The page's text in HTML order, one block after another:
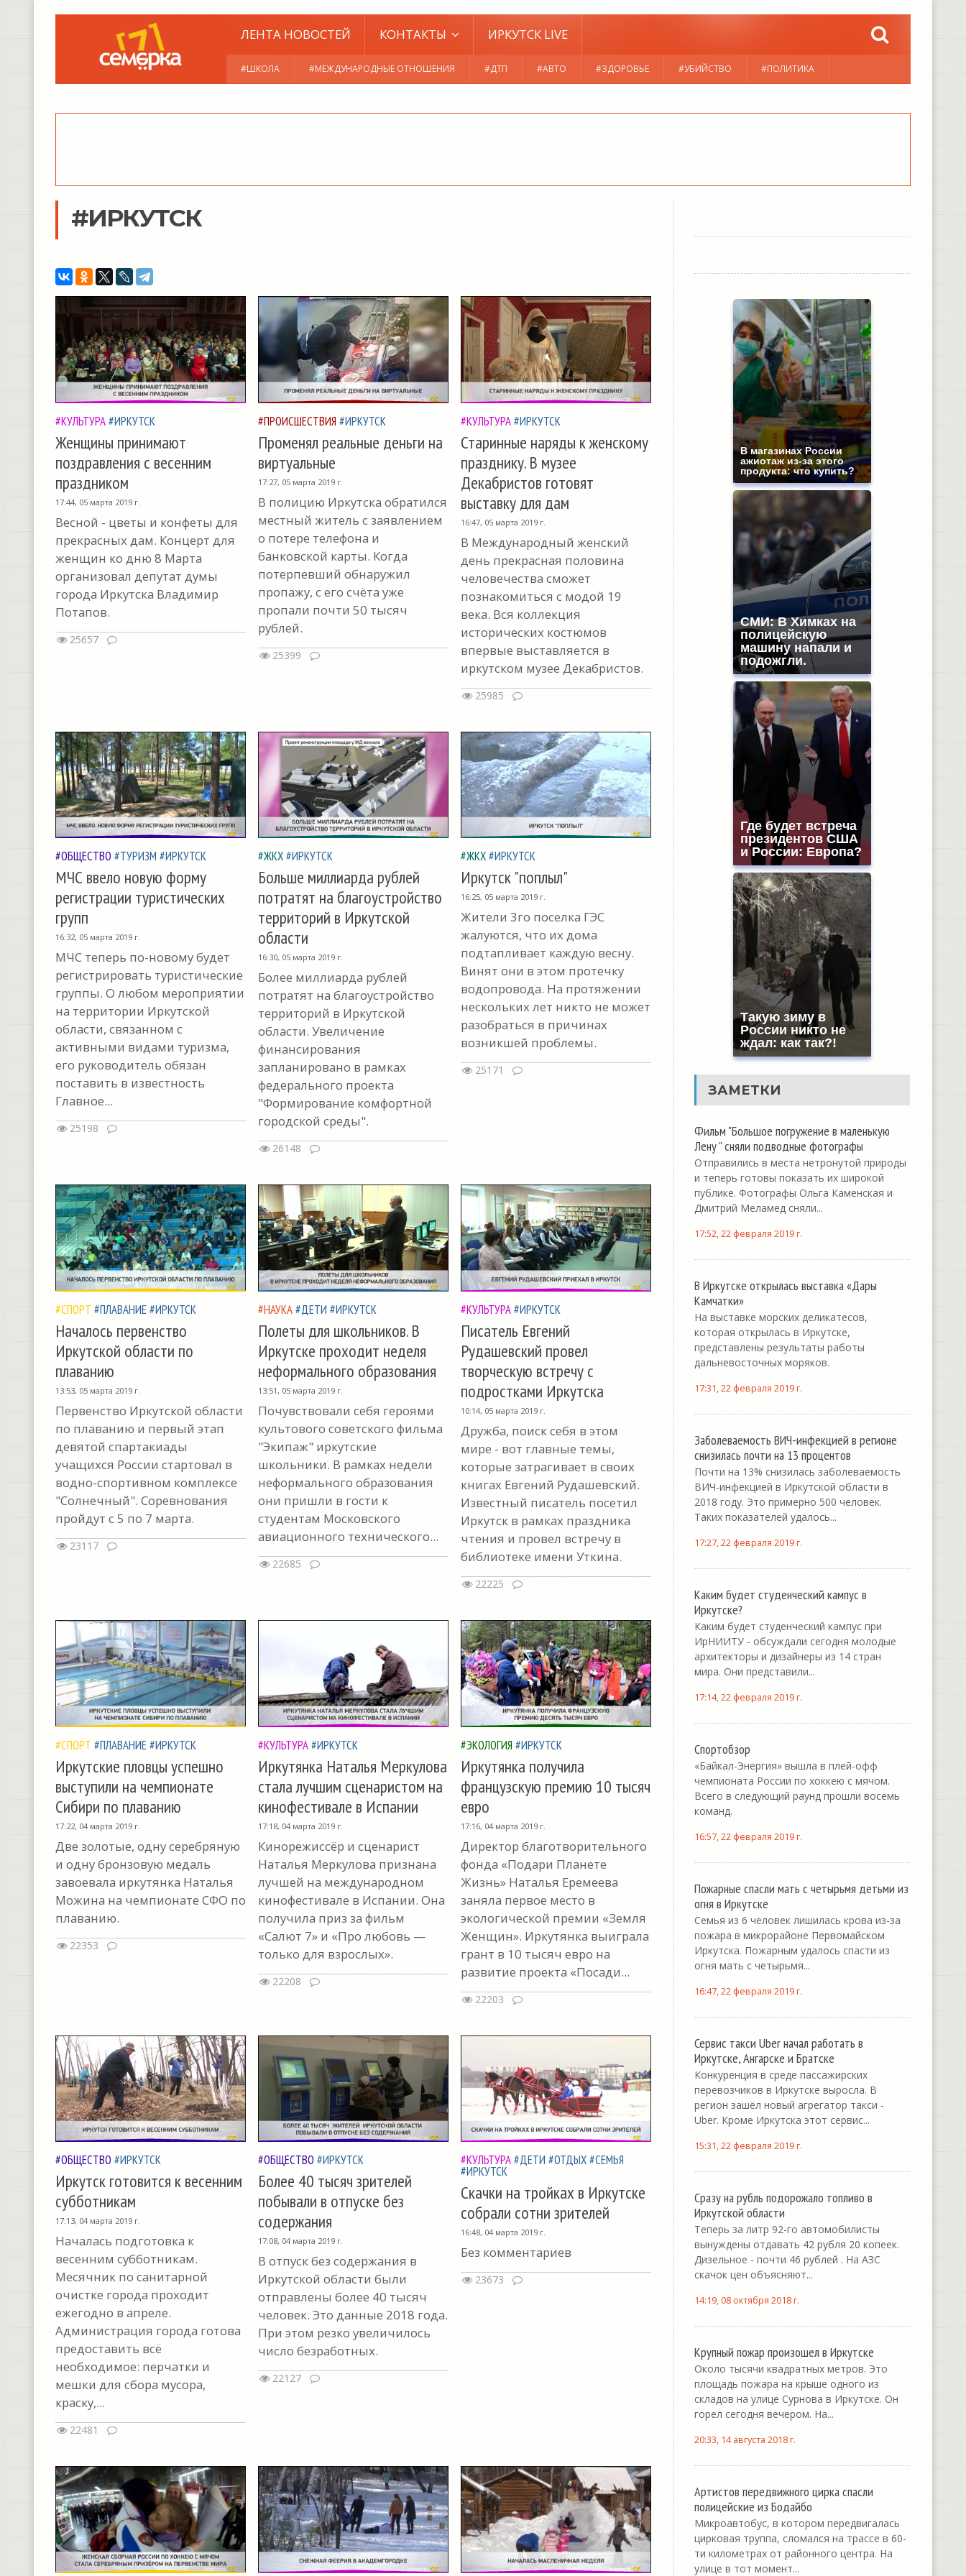
ЛЕНТА НОВОСТЕЙ КОНТАКТЫ ИРКУТСК LIVE
#ШКОЛА #МЕЖДУНАРОДНЫЕ ОТНОШЕНИЯ #ДТП #АВТО #ЗДОРОВЬЕ #УБИЙСТВО #ПОЛИТИКА
#ИРКУТСК
#КУЛЬТУРА#ИРКУТСК
Женщины принимают
поздравления с весенним
праздником
17:44, 05 марта 2019 г.
Весной - цветы и конфеты для
прекрасных дам. Концерт для
женщин ко дню 8 Марта
организовал депутат думы
города Иркутска Владимир
Потапов.
25657
#ПРОИСШЕСТВИЯ #ИРКУТСК
Променял реальные деньги на
виртуальные
17:27, 05 марта 2019 г.
В полицию Иркутска обратился
местный житель с заявлением
о потере телефона и
банковской карты. Когда
потерпевший обнаружил
пропажу, с его счёта уже
пропали почти 50 тысяч
рублей.
25399
#КУЛЬТУРА#ИРКУТСК
Старинные наряды к женскому
празднику. В музее
Декабристов готовят
выставку для дам
16:47, 05 марта 2019 г.
В Международный женский
день прекрасная половина
человечества сможет
познакомиться с модой 19
века. Вся коллекция
исторических костюмов
впервые выставляется в
иркутском музее Декабристов.
25985
#ОБЩЕСТВО #ТУРИЗМ #ИРКУТСК
МЧС ввело новую форму
регистрации туристических
групп
16:32, 05 марта 2019 г.
МЧС теперь по-новому будет
регистрировать туристические
группы. О любом мероприятии
на территории Иркутской
области, связанном с
активными видами туризма,
его руководитель обязан
поставить в известность
Главное...
25198
#ЖКХ#ИРКУТСК
Больше миллиарда рублей
потратят на благоустройство
территорий в Иркутской
области
16:30, 05 марта 2019 г.
Более миллиарда рублей
потратят на благоустройство
территорий в Иркутской
области. Увеличение
финансирования
запланировано в рамках
федерального проекта
"Формирование комфортной
городской среды".
26148
#ЖКХ#ИРКУТСК
Иркутск "поплыл"
16:25, 05 марта 2019 г.
Жители 3го поселка ГЭС
жалуются, что их дома
подтапливает каждую весну.
Винят они в этом протечку
водопровода. На протяжении
нескольких лет никто не может
разобраться в причинах
возникшей проблемы.
25171
#СПОРТ #ПЛАВАНИЕ #ИРКУТСК
Началось первенство
Иркутской области по
плаванию
13:53, 05 марта 2019 г.
Первенство Иркутской области
по плаванию и первый этап
девятой спартакиады
учащихся России стартовал в
водно-спортивном комплексе
"Солнечный". Соревнования
пройдут с 5 по 7 марта.
23117
#НАУКА#ДЕТИ #ИРКУТСК
Полеты для школьников. В
Иркутске проходит неделя
неформального образования
13:51, 05 марта 2019 г.
Почувствовали себя героями
культового советского фильма
"Экипаж" иркутские
школьники. В рамках недели
неформального образования
они пришли в гости к
студентам Московского
авиационного технического...
22685
#КУЛЬТУРА#ИРКУТСК
Писатель Евгений
Рудашевский провел
творческую встречу с
подростками Иркутска
10:14, 05 марта 2019 г.
Дружба, поиск себя в этом
мире - вот главные темы,
которые затрагивает в своих
книгах Евгений Рудашевский.
Известный писатель посетил
Иркутск в рамках праздника
чтения и провел встречу в
библиотеке имени Уткина.
22225
#СПОРТ #ПЛАВАНИЕ #ИРКУТСК
Иркутские пловцы успешно
выступили на чемпионате
Сибири по плаванию
17:22, 04 марта 2019 г.
Две золотые, одну серебряную
и одну бронзовую медаль
завоевала иркутянка Наталья
Можина на чемпионате СФО по
плаванию.
22353
#КУЛЬТУРА#ИРКУТСК
Иркутянка Наталья Меркулова
стала лучшим сценаристом на
кинофестивале в Испании
17:18, 04 марта 2019 г.
Кинорежиссёр и сценарист
Наталья Меркулова признана
лучшей на международном
кинофестивале в Испании. Она
получила приз за фильм
«Салют 7» и «Про любовь —
только для взрослых».
22208
#ЭКОЛОГИЯ #ИРКУТСК
Иркутянка получила
французскую премию 10 тысяч
евро
17:16, 04 марта 2019 г.
Директор благотворительного
фонда «Подари Планете
Жизнь» Наталья Еремеева
заняла первое место в
экологической премии «Земля
Женщин». Иркутянка выиграла
грант в 10 тысяч евро на
развитие проекта «Посади...
22203
#ОБЩЕСТВО #ИРКУТСК
Иркутск готовится к весенним
субботникам
17:13, 04 марта 2019 г.
Началась подготовка к
весенним субботникам.
Месячник по санитарной
очистке города проходит
ежегодно в апреле.
Администрация города готова
предоставить всё
необходимое: перчатки и
мешки для сбора мусора,
краску,...
22481
#ОБЩЕСТВО #ИРКУТСК
Более 40 тысяч зрителей
побывали в отпуске без
содержания
17:08, 04 марта 2019 г.
В отпуск без содержания в
Иркутской области были
отправлены более 40 тысяч
человек. Это данные 2018 года.
При этом резко увеличилось
число безработных.
22127
#КУЛЬТУРА#ДЕТИ #ОТДЫХ#СЕМЬЯ
#ИРКУТСК
Скачки на тройках в Иркутске
собрали сотни зрителей
16:48, 04 марта 2019 г.
Без комментариев
23673
В магазинах России
ажиотаж из-за этого
продукта: что купить?
СМИ: В Химках на
полицейскую
машину напали и
подожгли.
Где будет встреча
президентов США
и России: Европа?
Такую зиму в
России никто не
ждал: как так?!
ЗАМЕТКИ
Фильм "Большое погружение в маленькую
Лену " сняли подводные фотографы
Отправились в места нетронутой природы
и теперь готовы показать их широкой
публике. Фотографы Ольга Каменская и
Дмитрий Меламед сняли...
17:52, 22 февраля 2019 г.
В Иркутске открылась выставка «Дары
Камчатки»
На выставке морских деликатесов,
которая открылась в Иркутске,
представлены результаты работы
дальневосточных моряков.
17:31, 22 февраля 2019 г.
Заболеваемость ВИЧ-инфекцией в регионе
снизилась почти на 13 процентов
Почти на 13% снизилась заболеваемость
ВИЧ-инфекцией в Иркутской области в
2018 году. Это примерно 500 человек.
Таких показателей удалось...
17:27, 22 февраля 2019 г.
Каким будет студенческий кампус в
Иркутске?
Каким будет студенческий кампус при
ИрНИИТУ - обсуждали сегодня молодые
архитекторы и дизайнеры из 14 стран
мира. Они представили...
17:14, 22 февраля 2019 г.
Спортобзор
«Байкал-Энергия» вышла в плей-офф
чемпионата России по хоккею с мячом.
Всего в следующий раунд прошли восемь
команд.
16:57, 22 февраля 2019 г.
Пожарные спасли мать с четырьмя детьми из
огня в Иркутске
Семья из 6 человек лишилась крова из-за
пожара в микрорайоне Первомайском
Иркутска. Пожарным удалось спасти из
огня мать с четырьмя...
16:47, 22 февраля 2019 г.
Сервис такси Uber начал работать в
Иркутске, Ангарске и Братске
Конкуренция в среде пассажирских
перевозчиков в Иркутске выросла. В
регион зашёл новый агрегатор такси -
Uber. Кроме Иркутска этот сервис...
15:31, 22 февраля 2019 г.
Сразу на рубль подорожало топливо в
Иркутской области
Теперь за литр 92-го автомобилисты
вынуждены отдавать 42 рубля 20 копеек.
Дизельное - почти 46 рублей . На АЗС
скачок цен объясняют...
14:19, 08 октября 2018 г.
Крупный пожар произошел в Иркутске
Около тысячи квадратных метров. Это
площадь пожара на крыше одного из
складов на улице Сурнова в Иркутске. Он
горел сегодня вечером. На...
20:33, 14 августа 2018 г.
Артистов передвижного цирка спасли
полицейские из Бодайбо
Микроавтобус, в котором передвигалась
цирковая труппа, сломался на трассе в 60-
ти километрах от районного центра. На
улице в тот момент...